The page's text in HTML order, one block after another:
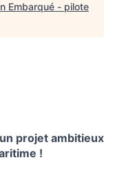
Embarqué - pilote
projet ambitieux
!